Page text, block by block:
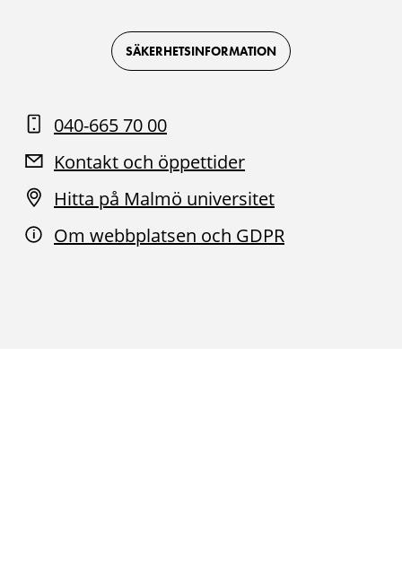
on
Facebook
on
Instagram
on
Youtube
SÄKERHETSINFORMATION
040-665 70 00
Kontakt och öppettider
Hitta på Malmö universitet
Om webbplatsen och GDPR